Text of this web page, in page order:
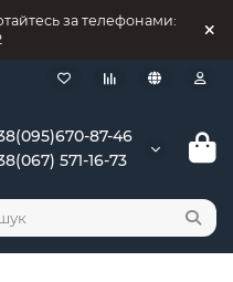
за телефонами:
87-46
571-16-73